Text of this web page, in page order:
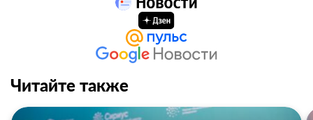
Читайте также